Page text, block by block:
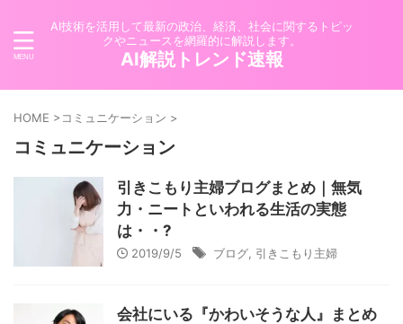
AI技術を活用して最新の政治、経済、社会に関するトピッ
クやニュースを網羅的に解説します。
AI解説トレンド速報
HOME >コミュニケーション >
コミュニケーション
引きこもり主婦ブログまとめ｜無気
力・ニートといわれる生活の実態
は・・?
2019/9/5 ブログ 引きこもり主婦
会社にいる『かわいそうな人』まとめ